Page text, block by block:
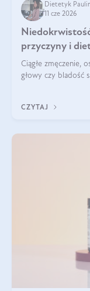
Dietetyk
11 cze 2026
przyczyny i
Ciągłe zmęczenie,
głowy czy bladość
CZYTAJ